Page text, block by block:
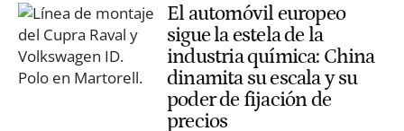
El automóvil europeo
sigue la estela de la
industria química: China
dinamita su escala y su
poder de fijación de
precios